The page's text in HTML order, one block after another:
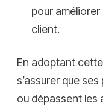
pour
client.
En adoptant
s’assurer que
ou dépassent